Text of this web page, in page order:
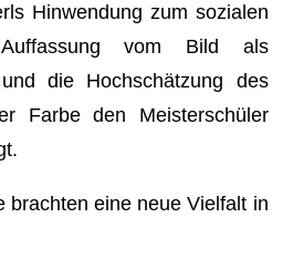
Hinwendung zum sozialen
vom Bild als
die Hochschätzung des
Farbe den Meisterschüler
brachten eine neue Vielfalt in